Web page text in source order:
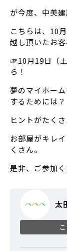
が今度、中美
こちらは、10
越し頂いたお
☞10月19日（
ら！
夢のマイホー
するためには？
ヒントがたくさ
お部屋がキレ
くさん。
是非、ご参加
太